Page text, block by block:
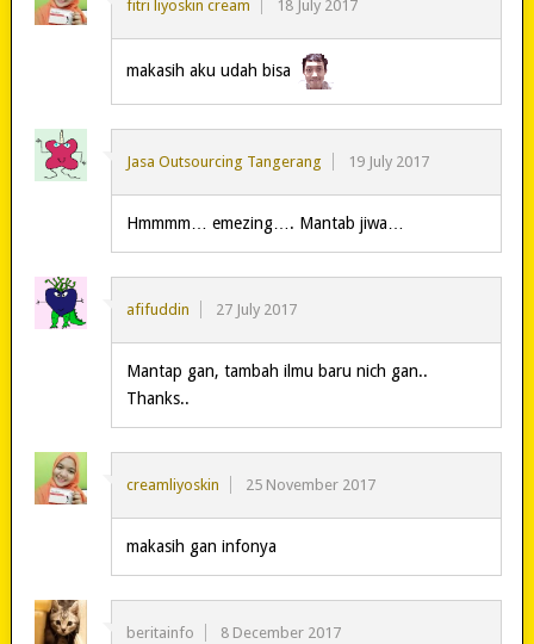
fitri liyoskin cream 18 July 2017
makasih aku udah bisa
Jasa Outsourcing Tangerang 19 July 2017
Hmmmm… emezing…. Mantab jiwa…
afifuddin 27 July 2017
Mantap gan, tambah ilmu baru nich gan..
Thanks..
creamliyoskin 25 November 2017
makasih gan infonya
beritainfo 8 December 2017